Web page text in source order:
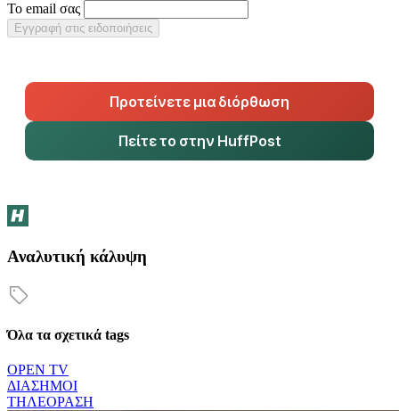
Το email σας
Εγγραφή στις ειδοποιήσεις
Προτείνετε μια διόρθωση
Πείτε το στην HuffPost
Αναλυτική κάλυψη
Όλα τα σχετικά tags
OPEN TV
ΔΙΑΣΗΜΟΙ
ΤΗΛΕΟΡΑΣΗ